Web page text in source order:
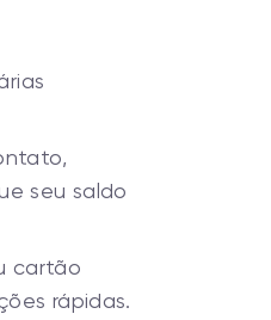
seu saldo
cartão
rápidas.